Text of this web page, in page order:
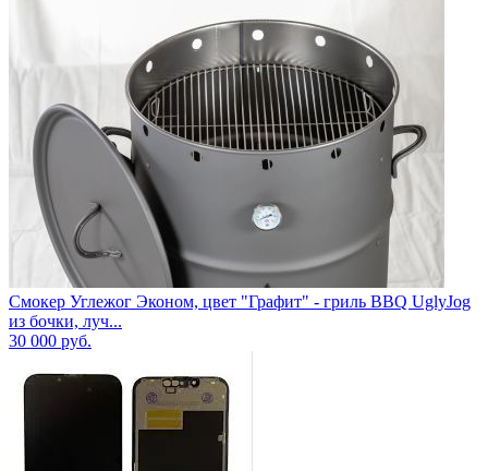
Смокер Углежог Эконом, цвет "Графит" - гриль BBQ UglyJog
из бочки, луч...
30 000 руб.